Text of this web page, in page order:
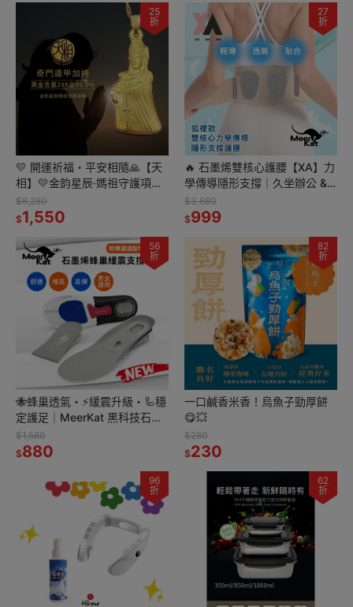
25
折
💛 開運祈福・平安相隨🙏【天
相】💛金韵星辰·媽祖守護項鍊
💖
$6,280
$1,550
27
折
🔥 石墨烯雙核心護腰【XA】力
學傳導隱形支撐｜久坐辦公 &
核心穩定必備
$3,680
$999
56
折
🐝蜂巢透氣・⚡緩震升級・🦾穩
定護足｜MeerKat 黑科技石墨
烯鞋墊
$1,580
$880
82
折
一口鹹香米香！烏魚子勁厚餅
😋💥
$280
$230
96
折
62
折